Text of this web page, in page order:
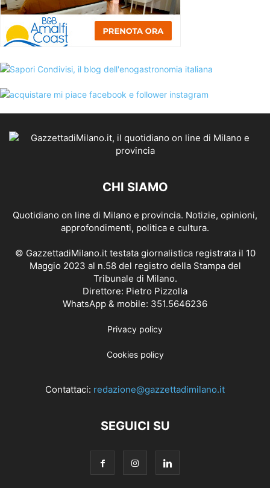
CHI SIAMO
Quotidiano on line di Milano e provincia. Notizie, opinioni,
approfondimenti, politica e cultura.
© GazzettadiMilano.it testata giornalistica registrata il 10
Maggio 2023 al n.58 del registro della Stampa del
Tribunale di Milano.
Direttore: Pietro Pizzolla
WhatsApp & mobile: 351.5646236
Privacy policy
Cookies policy
Contattaci: redazione@gazzettadimilano.it
SEGUICI SU